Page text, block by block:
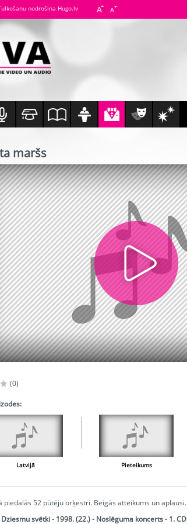
nodrošina Hugo.lv
maršs
(0)
Latvijā Pieteikums
piedalās 52 pūtēju orķestri. Beigās atteikums un aplausi.
Dziesmu svētki - 1998. (22.) - Noslēguma koncerts - 1. CD